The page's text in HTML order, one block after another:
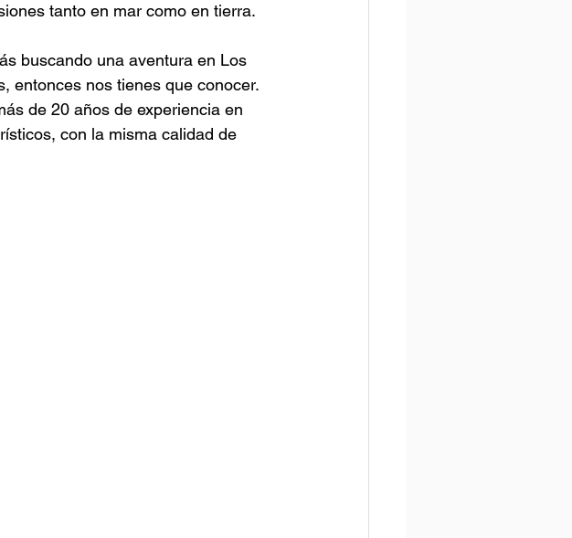
tanto en mar como en tierra.
buscando una aventura en Los
entonces nos tienes que conocer.
de 20 años de experiencia en
con la misma calidad de